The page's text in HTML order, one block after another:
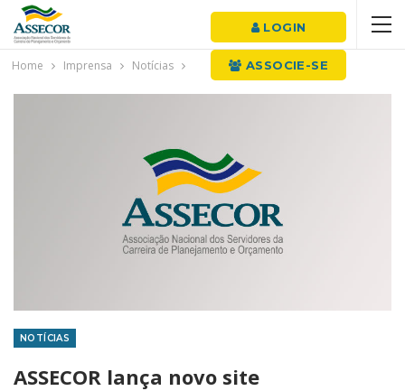
LOGIN
ASSOCIE-SE
Home Imprensa Notícias
NOTÍCIAS
ASSECOR lança novo site